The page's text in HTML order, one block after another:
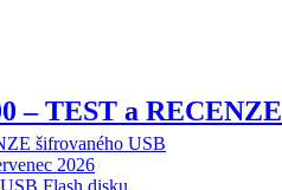
– TEST a RECENZE
šifrovaného USB
2026
Flash disku.